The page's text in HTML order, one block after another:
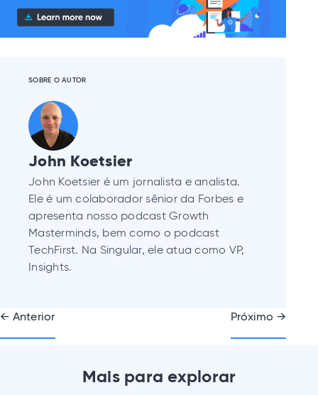
SOBRE O AUTOR
John Koetsier
John Koetsier é um jornalista e analista.
Ele é um colaborador sênior da Forbes e
apresenta nosso podcast Growth
Masterminds, bem como o podcast
TechFirst. Na Singular, ele atua como VP,
Insights.
Navegação
← Anterior Próximo →
Mais para explorar